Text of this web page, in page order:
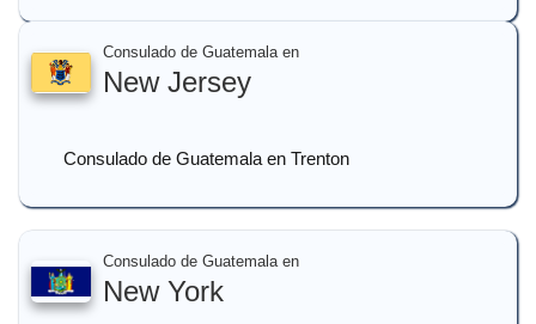
Consulado de Guatemala en
New Jersey
Consulado de Guatemala en Trenton
Consulado de Guatemala en
New York